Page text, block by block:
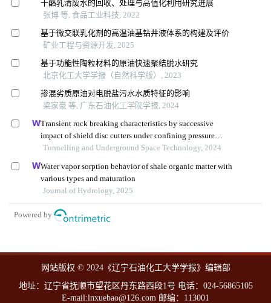
干酪乳清废水的回收、处理与高值化利用研究进展
张博 等, 食品工业科技, 2022
基于微交联乳化剂的高温油基钻井液体系的构建及评价
矿业工程与资源开发, 2025
基于功能性陶粒材料的原油快速聚结脱水研究
北京化工大学学报（自然科学版）, 2023
掺混劣质原油对电脱盐污水水质特征的影响
梁家豪 等, 广东石油化工学院学报, 2024
Transient rock breaking characteristics by successive
impact of shield disc cutters under confining pressure
conditions
Tunnelling and Underground Space Technology, 2024
Water vapor sorption behavior of shale organic matter with
various types and maturation
Journal of Hydrology, 2025
Powered by
网站版权 © 2024《辽宁石油化工大学学报》编辑部
地址：辽宁省抚顺市望花区丹东路西段1号 电话：024-56865105
E-mail:lnxuebao@126.com 邮编：113001